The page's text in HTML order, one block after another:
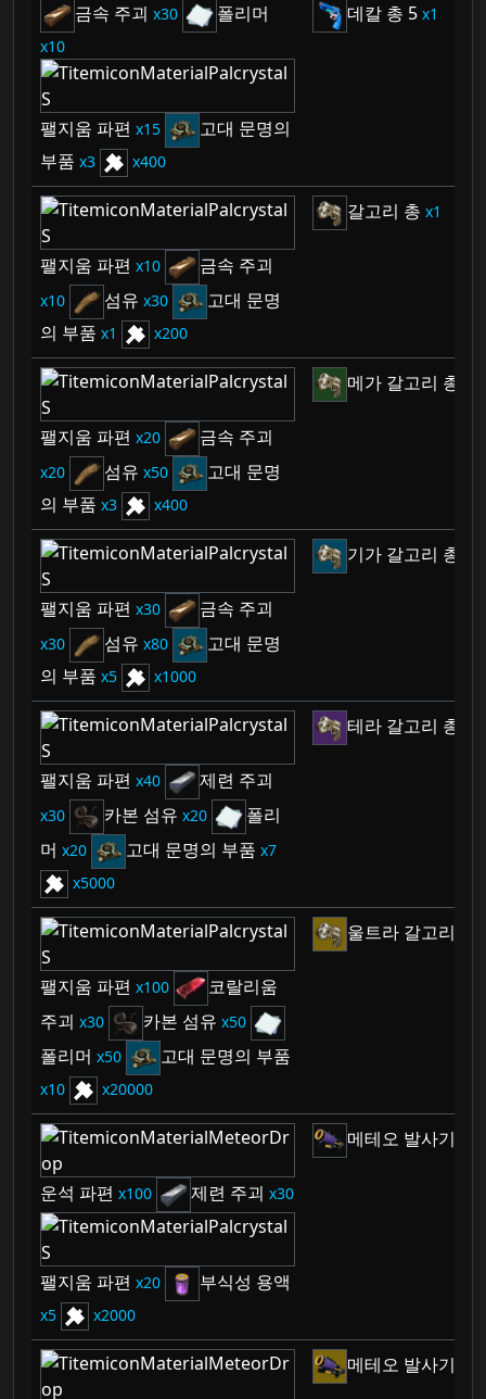
금속 주괴 30 폴리머
10
팰지움 파편 15
고대 문명의
부품
3 400
데칼 총 5 1
팰지움 파편 10 금속 주괴
10 섬유 30
고대 문명
의 부품
1 200
갈고리 총 1
팰지움 파편 20 금속 주괴
20 섬유 50
고대 문명
의 부품
3 400
메가 갈고리 총
팰지움 파편 30 금속 주괴
30 섬유 80
고대 문명
의 부품
5 1000
기가 갈고리 총
팰지움 파편 40 제련 주괴
30 카본 섬유 20
폴리
머
20 고대 문명의 부품
7
5000
테라 갈고리 총
팰지움 파편 100
코랄리움
주괴
30 카본 섬유 50
폴리머 50 고대 문명의 부품
10 20000
울트라 갈고리 총
운석 파편 100 제련 주괴 30
팰지움 파편 20 부식성 용액
5 2000
메테오 발사기
메테오 발사기